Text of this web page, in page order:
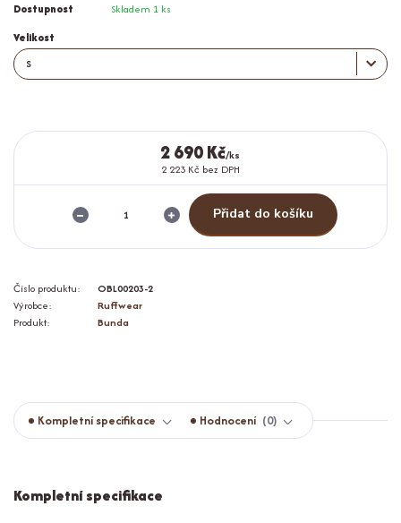
Dostupnost Skladem 1 ks
Velikost
2 690 Kč/ks
2 223 Kč bez DPH
Přidat do košíku
Číslo produktu:
OBL00203-2
Výrobce:
Ruffwear
Produkt:
Bunda
Kompletní specifikace Hodnocení 0
Kompletní specifikace